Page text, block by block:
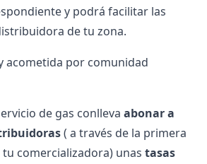
y podrá facilitar las
de tu zona.
acometida por comunidad
de gas conlleva abonar a
( a través de la primera
comercializadora) unas tasas